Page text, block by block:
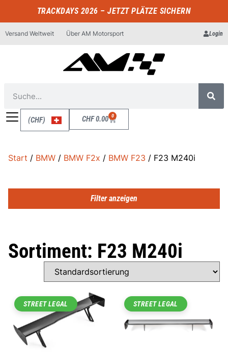
TRACKDAYS 2026 – JETZT PLÄTZE SICHERN
Versand Weltweit Über AM Motorsport Login
(CHF) CHF0.00 0
Start / BMW / BMW F2x / BMW F23 / F23 M240i
Filter anzeigen
Sortiment: F23 M240i
STREET LEGAL STREET LEGAL